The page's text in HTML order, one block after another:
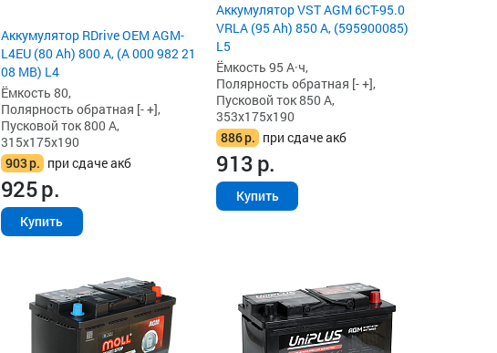
Аккумулятор RDrive OEM AGM-
L4EU (80 Ah) 800 А, (A 000 982 21
08 MB) L4
Ёмкость 80,
Полярность обратная [- +],
Пусковой ток 800 А,
315x175x190
903р. при сдаче акб
925р.
Купить
Аккумулятор VST AGM 6СТ-95.0
VRLA (95 Ah) 850 А, (595900085)
L5
Ёмкость 95 А·ч,
Полярность обратная [- +],
Пусковой ток 850 А,
353x175x190
886р. при сдаче акб
913р.
Купить